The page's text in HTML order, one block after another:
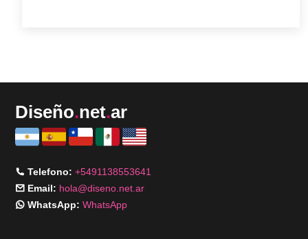
Diseño.net.ar
Telefono: +5491138553641
Email: hola@diseno.net.ar
WhatsApp: WhatsApp